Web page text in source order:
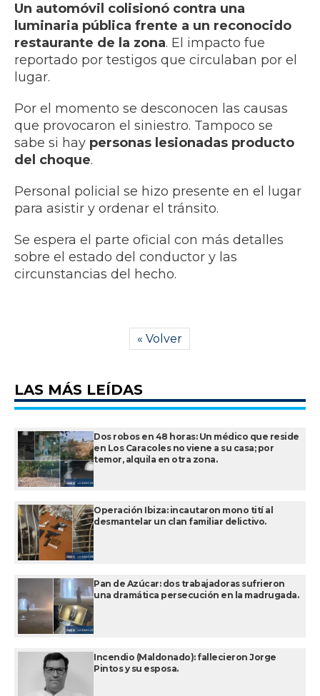
Un automóvil colisionó contra una
luminaria pública frente a un reconocido
restaurante de la zona. El impacto fue
reportado por testigos que circulaban por el
lugar.
Por el momento se desconocen las causas
que provocaron el siniestro. Tampoco se
sabe si hay personas lesionadas producto
del choque.
Personal policial se hizo presente en el lugar
para asistir y ordenar el tránsito.
Se espera el parte oficial con más detalles
sobre el estado del conductor y las
circunstancias del hecho.
« Volver
LAS MÁS LEÍDAS
Dos robos en 48 horas: Un médico que reside
en Los Caracoles no viene a su casa; por
temor, alquila en otra zona.
Operación Ibiza: incautaron mono tití al
desmantelar un clan familiar delictivo.
Pan de Azúcar: dos trabajadoras sufrieron
una dramática persecución en la madrugada.
Incendio (Maldonado): fallecieron Jorge
Pintos y su esposa.